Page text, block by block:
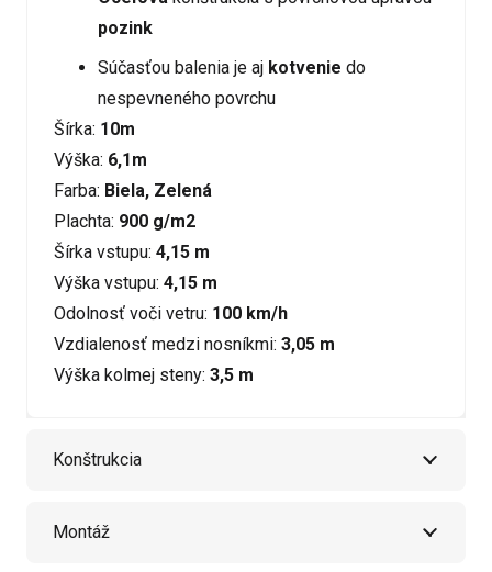
pozink
Súčasťou balenia je aj kotvenie do
nespevneného povrchu
Šírka: 10m
Výška: 6,1m
Farba: Biela, Zelená
Plachta: 900 g/m2
Šírka vstupu: 4,15 m
Výška vstupu: 4,15 m
Odolnosť voči vetru: 100 km/h
Vzdialenosť medzi nosníkmi: 3,05 m
Výška kolmej steny: 3,5 m
Konštrukcia
Montáž